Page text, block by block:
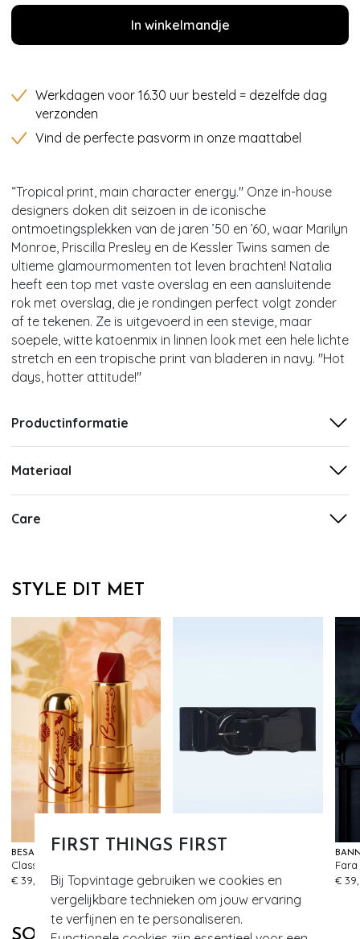
FIRST THINGS FIRST
Bij Topvintage gebruiken we cookies en
vergelijkbare technieken om jouw ervaring
te verfijnen en te personaliseren.
In winkelmandje
Werkdagen voor 16.30 uur besteld = dezelfde dag
verzonden
Vind de perfecte pasvorm in onze maattabel
“Tropical print, main character energy.'' Onze in-house
designers doken dit seizoen in de iconische
ontmoetingsplekken van de jaren ’50 en ’60, waar Marilyn
Monroe, Priscilla Presley en de Kessler Twins samen de
ultieme glamourmomenten tot leven brachten! Natalia
heeft een top met vaste overslag en een aansluitende
rok met overslag, die je rondingen perfect volgt zonder
af te tekenen. Ze is uitgevoerd in een stevige, maar
soepele, witte katoenmix in linnen look met een hele lichte
stretch en een tropische print van bladeren in navy. ''Hot
days, hotter attitude!''
Productinformatie
Materiaal
Care
STYLE DIT MET
BÉSAME COSMETICS
€ 39,95
573
BANNED RETRO
€ 15,95
€
SOORTGELIJKE PRODUCTEN